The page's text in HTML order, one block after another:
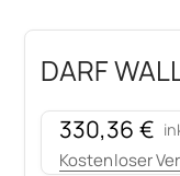
DARF
Angebot
330,36 €
Kostenloser